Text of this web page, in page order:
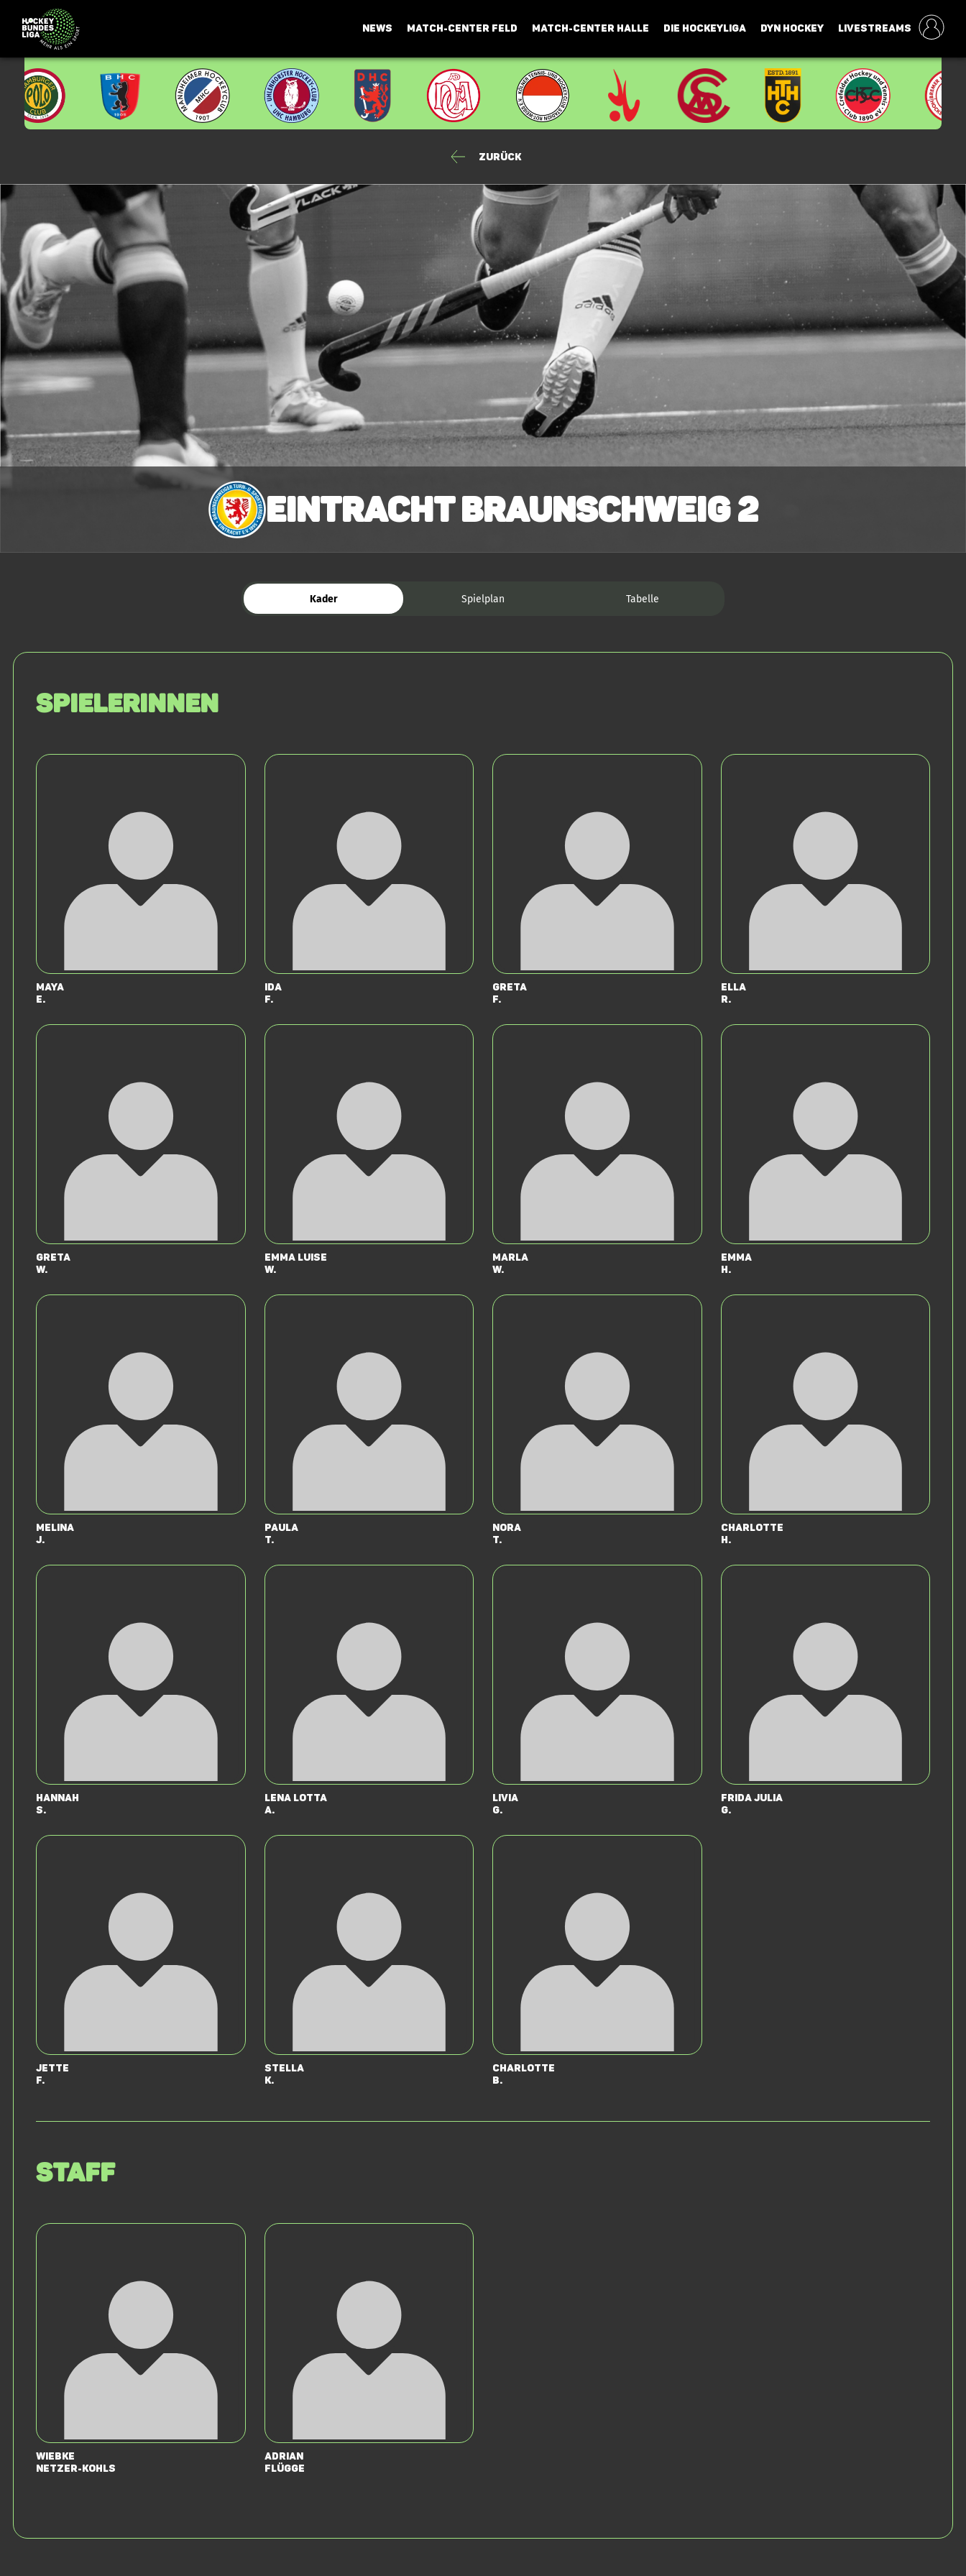
NEWS MATCH-CENTER FELD MATCH-CENTER HALLE DIE HOCKEYLIGA DYN HOCKEY LIVESTREAMS
Zurück
Eintracht Braunschweig 2
Kader Spielplan Tabelle
SPIELERINNEN
Maya
E.
Ida
F.
Greta
F.
Ella
R.
Greta
W.
Emma Luise
W.
Marla
W.
Emma
H.
Melina
J.
Paula
T.
Nora
T.
Charlotte
H.
Hannah
S.
Lena Lotta
A.
Livia
G.
Frida Julia
G.
Jette
F.
Stella
K.
Charlotte
B.
Staff
Wiebke
Netzer-Kohls
Adrian
Flügge